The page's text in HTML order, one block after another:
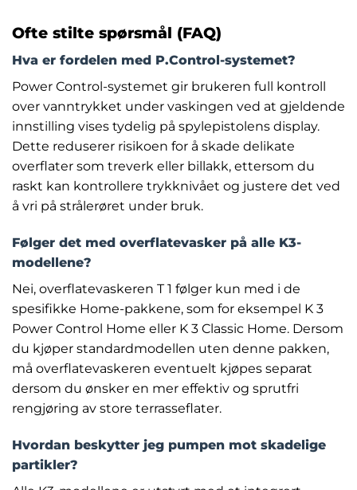
Ofte stilte spørsmål (FAQ)
Hva er fordelen med P.Control-systemet?
Power Control-systemet gir brukeren full kontroll
over vanntrykket under vaskingen ved at gjeldende
innstilling vises tydelig på spylepistolens display.
Dette reduserer risikoen for å skade delikate
overflater som treverk eller billakk, ettersom du
raskt kan kontrollere trykknivået og justere det ved
å vri på strålerøret under bruk.
Følger det med overflatevasker på alle K3-
modellene?
Nei, overflatevaskeren T 1 følger kun med i de
spesifikke Home-pakkene, som for eksempel K 3
Power Control Home eller K 3 Classic Home. Dersom
du kjøper standardmodellen uten denne pakken,
må overflatevaskeren eventuelt kjøpes separat
dersom du ønsker en mer effektiv og sprutfri
rengjøring av store terrasseflater.
Hvordan beskytter jeg pumpen mot skadelige
partikler?